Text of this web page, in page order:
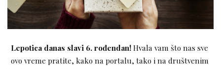
Lepotica danas slavi 6. rođendan!Hvala vam što nas sve
ovo vreme pratite, kako na portalu, tako i na društvenim